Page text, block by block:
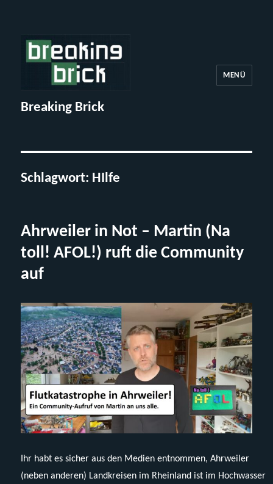
Breaking Brick
MENÜ
Schlagwort: HIlfe
Ahrweiler in Not – Martin (Na
toll! AFOL!) ruft die Community
auf
Ihr habt es sicher aus den Medien entnommen, Ahrweiler
(neben anderen) Landkreisen im Rheinland ist im Hochwasser